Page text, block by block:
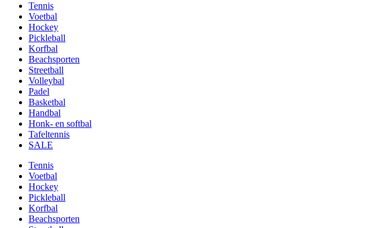
Tennis
Voetbal
Hockey
Pickleball
Korfbal
Beachsporten
Streetball
Volleybal
Padel
Basketbal
Handbal
Honk- en softbal
Tafeltennis
SALE
Tennis
Voetbal
Hockey
Pickleball
Korfbal
Beachsporten